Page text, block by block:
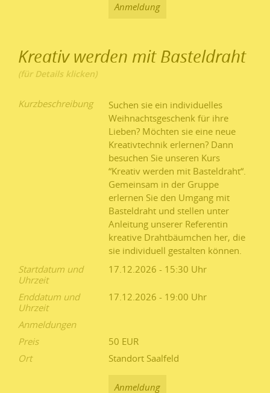
Anmeldung
Kreativ werden mit Basteldraht
Kurzbeschreibung
Suchen sie ein individuelles
Weihnachtsgeschenk für ihre
Lieben? Möchten sie eine neue
Kreativtechnik erlernen? Dann
besuchen Sie unseren Kurs
“Kreativ werden mit Basteldraht“.
Gemeinsam in der Gruppe
erlernen Sie den Umgang mit
Basteldraht und stellen unter
Anleitung unserer Referentin
kreative Drahtbäumchen her, die
sie individuell gestalten können.
Startdatum und
Uhrzeit
17.12.2026 - 15:30
Enddatum und
Uhrzeit
17.12.2026 - 19:00
Anmeldungen
Preis
50 EUR
Ort
Standort Saalfeld
Anmeldung